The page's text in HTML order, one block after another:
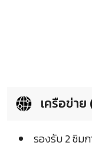
เครือข่า
รองรับ 2 ซิม